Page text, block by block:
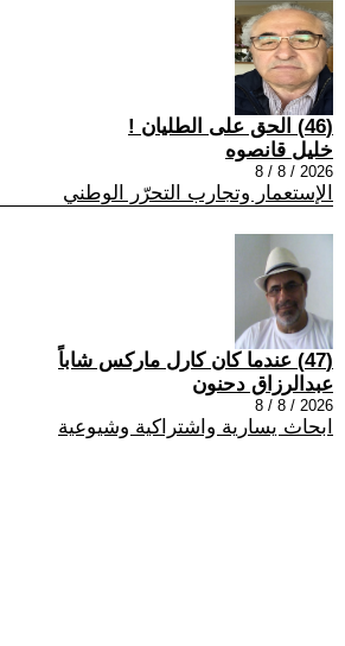
(46) الحق على الطليان !
خليل قانصوه
2026 / 8 / 8
الإستعمار وتجارب التحرّر الوطني
(47) عندما كان كارل ماركس شاباً
عبدالرزاق دحنون
2026 / 8 / 8
ابحاث يسارية واشتراكية وشيوعية